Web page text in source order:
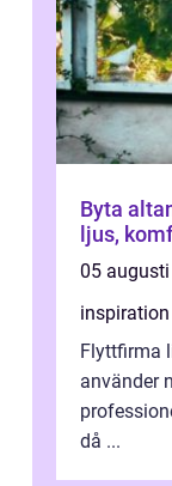
Byta altandörr så väljer
ljus,
05
inspiration
Flyttfirma
använder
då ...